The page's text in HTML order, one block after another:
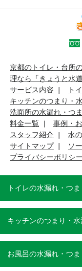
京都のトイレ・台所
理なら「きょうと水道
サービス内容
ト
キッチンのつまり・
洗面所の水漏れ・つ
料金一覧
事例・
スタッフ紹介
水
サイトマップ
ソ
プライバシーポリシー
トイレの水漏れ・つ
キッチンのつまり・
お風呂の水漏れ・つ